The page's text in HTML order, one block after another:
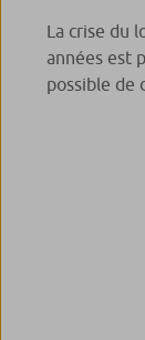
La crise du
années est
possible de